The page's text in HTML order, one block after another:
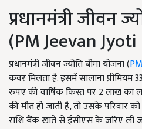
प्रधानमंत्री जीवन
(PM Jeevan
प्रधानमंत्री जीवन ज्योति बीमा योजना (
कवर मिलता है. इसमें सालाना प्रीमियम
रुपए की वार्षिक किस्त पर 2 लाख का
की मौत हो जाती है, तो उसके परिवार
राशि बैंक खाते से ईसीएस के जरिए ली